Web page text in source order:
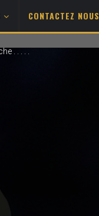
CONTACTEZ NOUS